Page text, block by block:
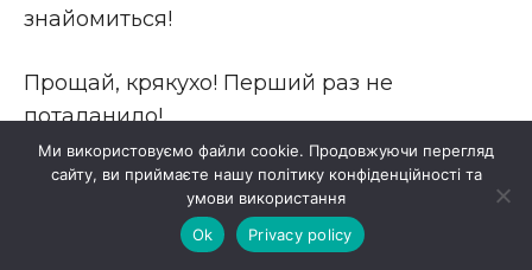
знайомиться!
Прощай, крякухо! Перший раз не
поталанило!
А Iван Кирилович (чия крякуха) дуже
пильно просив та наказував:
Ми використовуємо файли cookie. Продовжуючи перегляд
сайту, ви приймаєте нашу політику конфіденційності та
умови використання
Ok
Privacy policy